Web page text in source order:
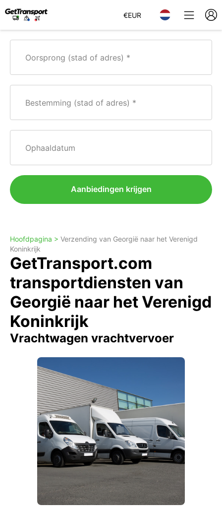
€EUR
Oorsprong (stad of adres)
Bestemming (stad of adres)
Ophaaldatum
Aanbiedingen krijgen
Hoofdpagina > Verzending van Georgië naar het Verenigd
Koninkrijk
GetTransport.com
transportdiensten van
Georgië naar het Verenigd
Koninkrijk
Vrachtwagen vrachtvervoer